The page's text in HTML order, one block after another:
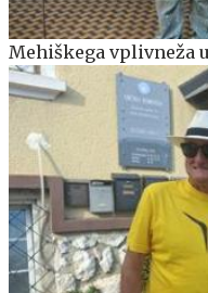
Mehiškega vplivneža